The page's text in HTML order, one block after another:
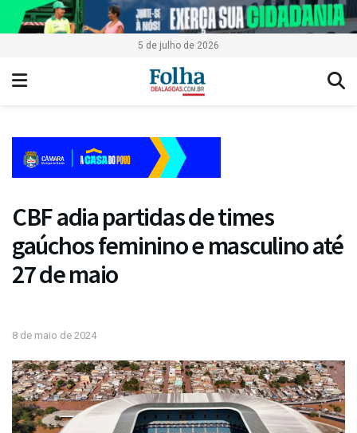
5 de julho de 2026
CBF adia partidas de times
gaúchos feminino e masculino até
27 de maio
8 de maio de 2024